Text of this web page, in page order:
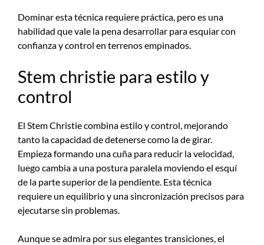
Dominar esta técnica requiere práctica, pero es una
habilidad que vale la pena desarrollar para esquiar con
confianza y control en terrenos empinados.
Stem christie para estilo y
control
El Stem Christie combina estilo y control, mejorando
tanto la capacidad de detenerse como la de girar.
Empieza formando una cuña para reducir la velocidad,
luego cambia a una postura paralela moviendo el esquí
de la parte superior de la pendiente. Esta técnica
requiere un equilibrio y una sincronización precisos para
ejecutarse sin problemas.
Aunque se admira por sus elegantes transiciones, el